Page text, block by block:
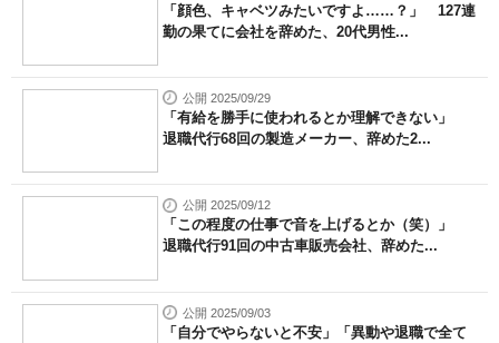
「顔色、キャベツみたいですよ……？」 127連
勤の果てに会社を辞めた、20代男性...
公開 2025/09/29
「有給を勝手に使われるとか理解できない」
退職代行68回の製造メーカー、辞めた2...
公開 2025/09/12
「この程度の仕事で音を上げるとか（笑）」
退職代行91回の中古車販売会社、辞めた...
公開 2025/09/03
「自分でやらないと不安」「異動や退職で全て